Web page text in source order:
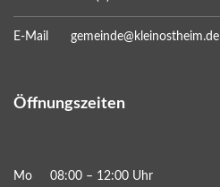
E-Mail gemeinde@kleinostheim.de
Öffnungszeiten
Mo 08:00 – 12:00 Uhr